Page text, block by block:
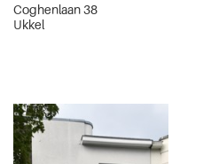
Coghenlaan 38
Ukkel